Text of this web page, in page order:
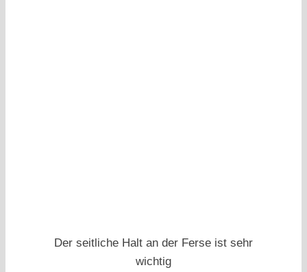
Der seitliche Halt an der Ferse ist sehr
wichtig